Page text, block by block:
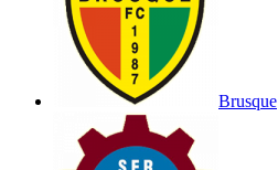
Brusque